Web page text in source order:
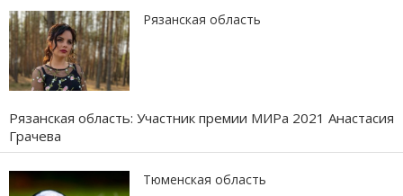
Рязанская область
Рязанская область: Участник премии МИРа 2021 Анастасия
Грачева
Тюменская область